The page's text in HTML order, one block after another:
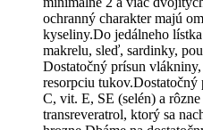
ochranný charakter majú
kyseliny.Do jedálneho
makrelu, sleď, sardinky,
Dostatočný prísun
resorpciu
C, vit. E, SE (selén) a
transreveratrol, ktorý sa